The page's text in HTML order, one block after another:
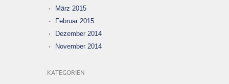
März 2015
Februar 2015
Dezember 2014
November 2014
KATEGORIEN